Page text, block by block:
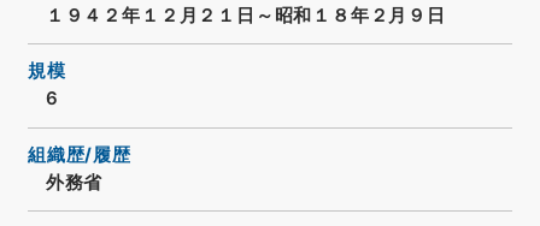
１９４２年１２月２１日～昭和１８年２月９日
規模
6
組織歴/履歴
外務省